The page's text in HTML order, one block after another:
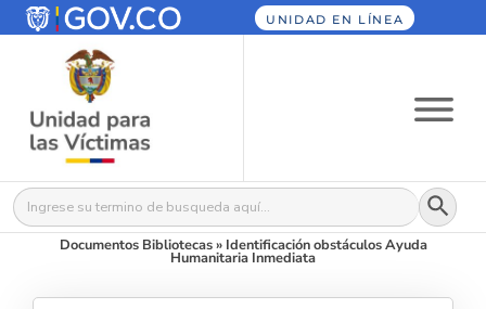
UNIDAD EN LÍNEA
Buscar: Botón
Documentos Bibliotecas» Identificación obstáculos Ayuda
Humanitaria Inmediata